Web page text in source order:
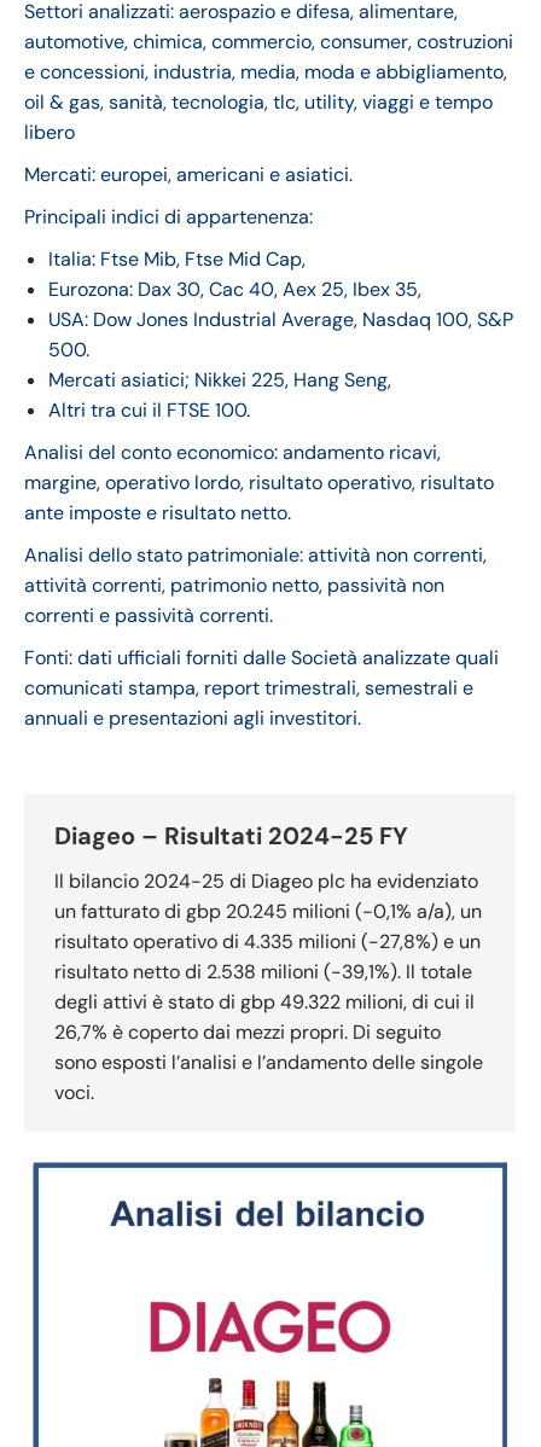
Settori analizzati: aerospazio e difesa, alimentare,
automotive, chimica, commercio, consumer, costruzioni
e concessioni, industria, media, moda e abbigliamento,
oil & gas, sanità, tecnologia, tlc, utility, viaggi e tempo
libero
Mercati: europei, americani e asiatici.
Principali indici di appartenenza:
Italia: Ftse Mib, Ftse Mid Cap,
Eurozona: Dax 30, Cac 40, Aex 25, Ibex 35,
USA: Dow Jones Industrial Average, Nasdaq 100, S&P
500.
Mercati asiatici; Nikkei 225, Hang Seng,
Altri tra cui il FTSE 100.
Analisi del conto economico: andamento ricavi,
margine, operativo lordo, risultato operativo, risultato
ante imposte e risultato netto.
Analisi dello stato patrimoniale: attività non correnti,
attività correnti, patrimonio netto, passività non
correnti e passività correnti.
Fonti: dati ufficiali forniti dalle Società analizzate quali
comunicati stampa, report trimestrali, semestrali e
annuali e presentazioni agli investitori.
Diageo – Risultati 2024-25 FY
Il bilancio 2024-25 di Diageo plc ha evidenziato
un fatturato di gbp 20.245 milioni (-0,1% a/a), un
risultato operativo di 4.335 milioni (-27,8%) e un
risultato netto di 2.538 milioni (-39,1%). Il totale
degli attivi è stato di gbp 49.322 milioni, di cui il
26,7% è coperto dai mezzi propri. Di seguito
sono esposti l’analisi e l’andamento delle singole
voci.